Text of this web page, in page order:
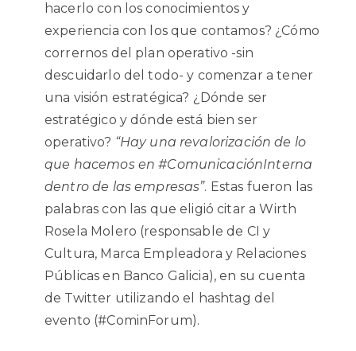
hacerlo con los conocimientos y
experiencia con los que contamos? ¿Cómo
corrernos del plan operativo -sin
descuidarlo del todo- y comenzar a tener
una visión estratégica? ¿Dónde ser
estratégico y dónde está bien ser
operativo? “Hay una revalorización de lo
que hacemos en #ComunicaciónInterna
dentro de las empresas”. Estas fueron las
palabras con las que eligió citar a Wirth
Rosela Molero (responsable de CI y
Cultura, Marca Empleadora y Relaciones
Públicas en Banco Galicia), en su cuenta
de Twitter utilizando el hashtag del
evento (#CominForum).